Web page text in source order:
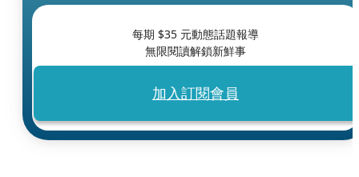
每期 $35 元動態話題報導
無限閱讀解鎖新鮮事
加入訂閱會員